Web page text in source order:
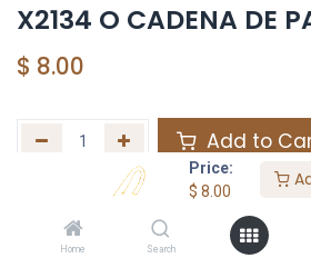
Price:
$ 8.00
Home Search
X2134 O CADENA DE
$ 8.00
Add to
Agregar a la lista de deseos
Share :